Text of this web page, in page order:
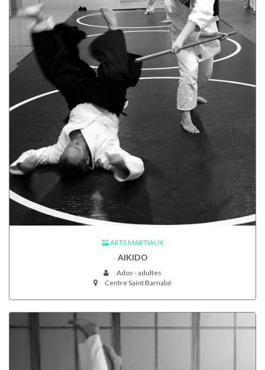
ARTS MARTIAUX
AIKIDO
Ados - adultes
Centre Saint Barnabé